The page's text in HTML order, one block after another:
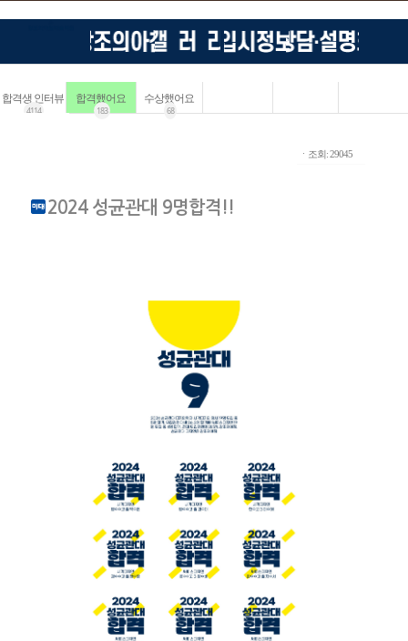
합격생 인터뷰
4114
합격했어요
183
수상했어요
68
ㆍ조회: 29045
2024 성균관대 9명합격!!